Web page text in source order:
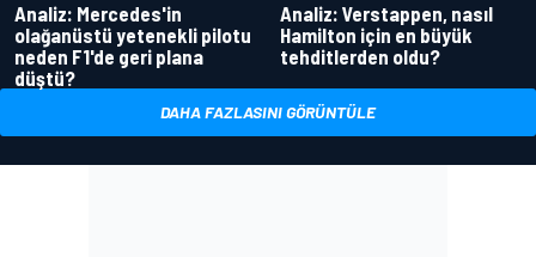
Analiz: Mercedes'in
olağanüstü yetenekli pilotu
neden F1'de geri plana
düştü?
Analiz: Verstappen, nasıl
Hamilton için en büyük
tehditlerden oldu?
DAHA FAZLASINI GÖRÜNTÜLE